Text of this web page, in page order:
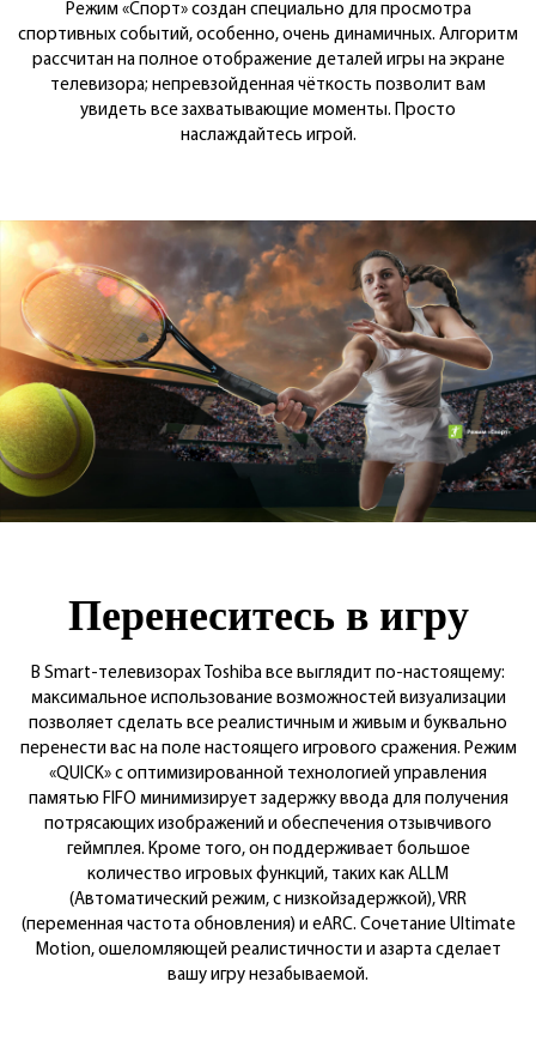
Режим «Спорт» создан специально для просмотра
спортивных событий, особенно, очень динамичных. Алгоритм
рассчитан на полное отображение деталей игры на экране
телевизора; непревзойденная чёткость позволит вам
увидеть все захватывающие моменты. Просто
наслаждайтесь игрой.
Перенеситесь в игру
В Smart-телевизорах Toshiba все выглядит по-настоящему:
максимальное использование возможностей визуализации
позволяет сделать все реалистичным и живым и буквально
перенести вас на поле настоящего игрового сражения. Режим
«QUICK» с оптимизированной технологией управления
памятью FIFO минимизирует задержку ввода для получения
потрясающих изображений и обеспечения отзывчивого
геймплея. Кроме того, он поддерживает большое
количество игровых функций, таких как ALLM
(Автоматический режим, с низкойзадержкой), VRR
(переменная частота обновления) и eARC. Сочетание Ultimate
Motion, ошеломляющей реалистичности и азарта сделает
вашу игру незабываемой.